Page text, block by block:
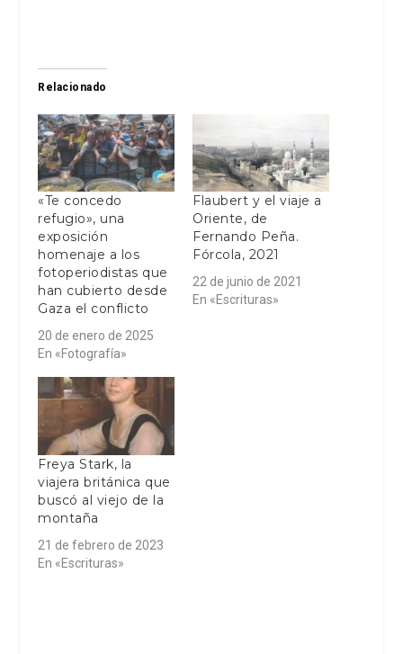
Relacionado
«Te concedo
refugio», una
exposición
homenaje a los
fotoperiodistas que
han cubierto desde
Gaza el conflicto
20 de enero de 2025
En «Fotografía»
Flaubert y el viaje a
Oriente, de
Fernando Peña.
Fórcola, 2021
22 de junio de 2021
En «Escrituras»
Freya Stark, la
viajera británica que
buscó al viejo de la
montaña
21 de febrero de 2023
En «Escrituras»